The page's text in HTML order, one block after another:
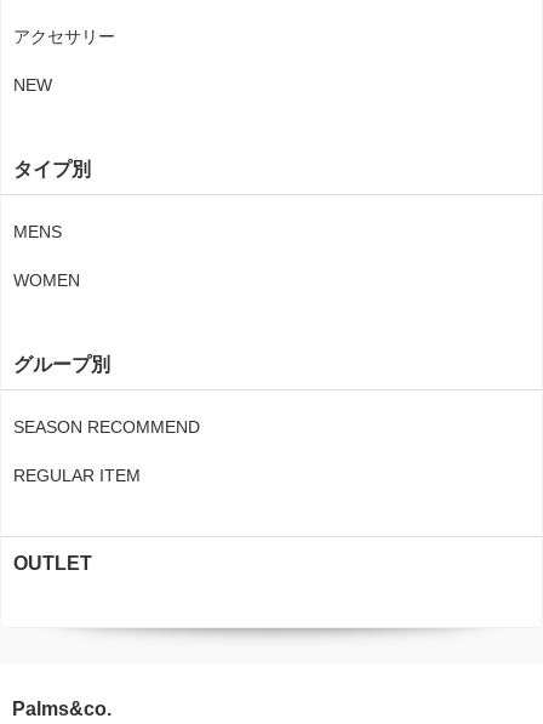
アクセサリー
NEW
タイプ別
MENS
WOMEN
グループ別
SEASON RECOMMEND
REGULAR ITEM
OUTLET
Palms&co.